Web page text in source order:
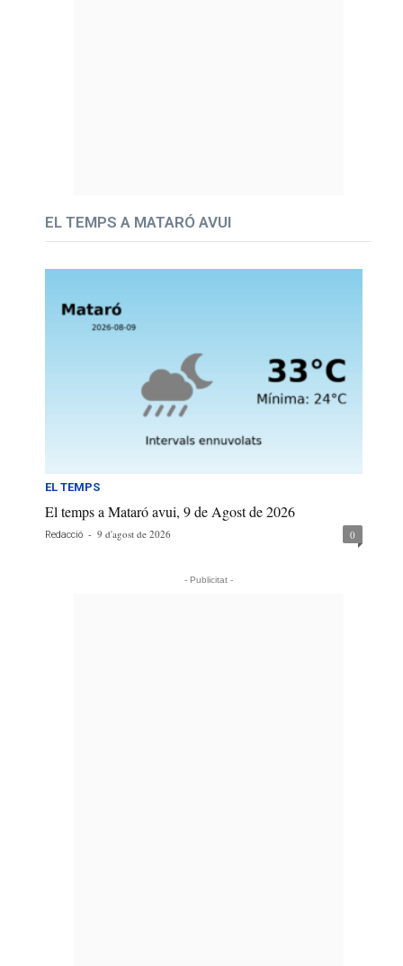
EL TEMPS A MATARÓ AVUI
EL TEMPS
El temps a Mataró avui, 9 de Agost de 2026
Redacció - 9 d'agost de 2026 0
- Publicitat -